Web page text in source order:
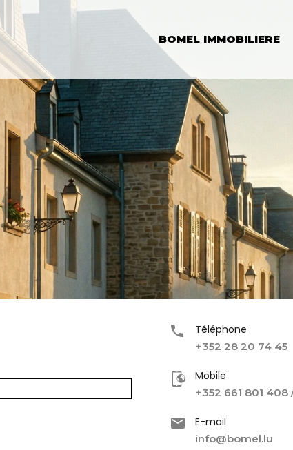
BOMEL IMMOBILIERE
Téléphone
+352 28 20 74 45
Mobile
+352 661 801 408
E-mail
info@bomel.lu